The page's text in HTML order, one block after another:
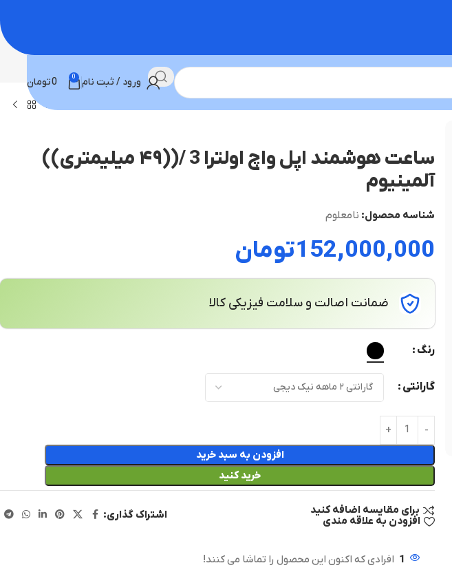
ورود / ثبت نام 0
0تومان
ساعت هوشمند اپل واچ اولترا 3 /((۴۹ میلیمتری))
آلمینیوم
شناسه محصول: نامعلوم
152,000,000تومان
ضمانت اصالت و سلامت فیزیکی کالا
رنگ
گارانتی
افزودن به سبد خرید
خرید کنید
برای مقایسه اضافه کنید
افزودن به علاقه مندی
اشتراک گذاری:
1 افرادی که اکنون این محصول را تماشا می کنند!